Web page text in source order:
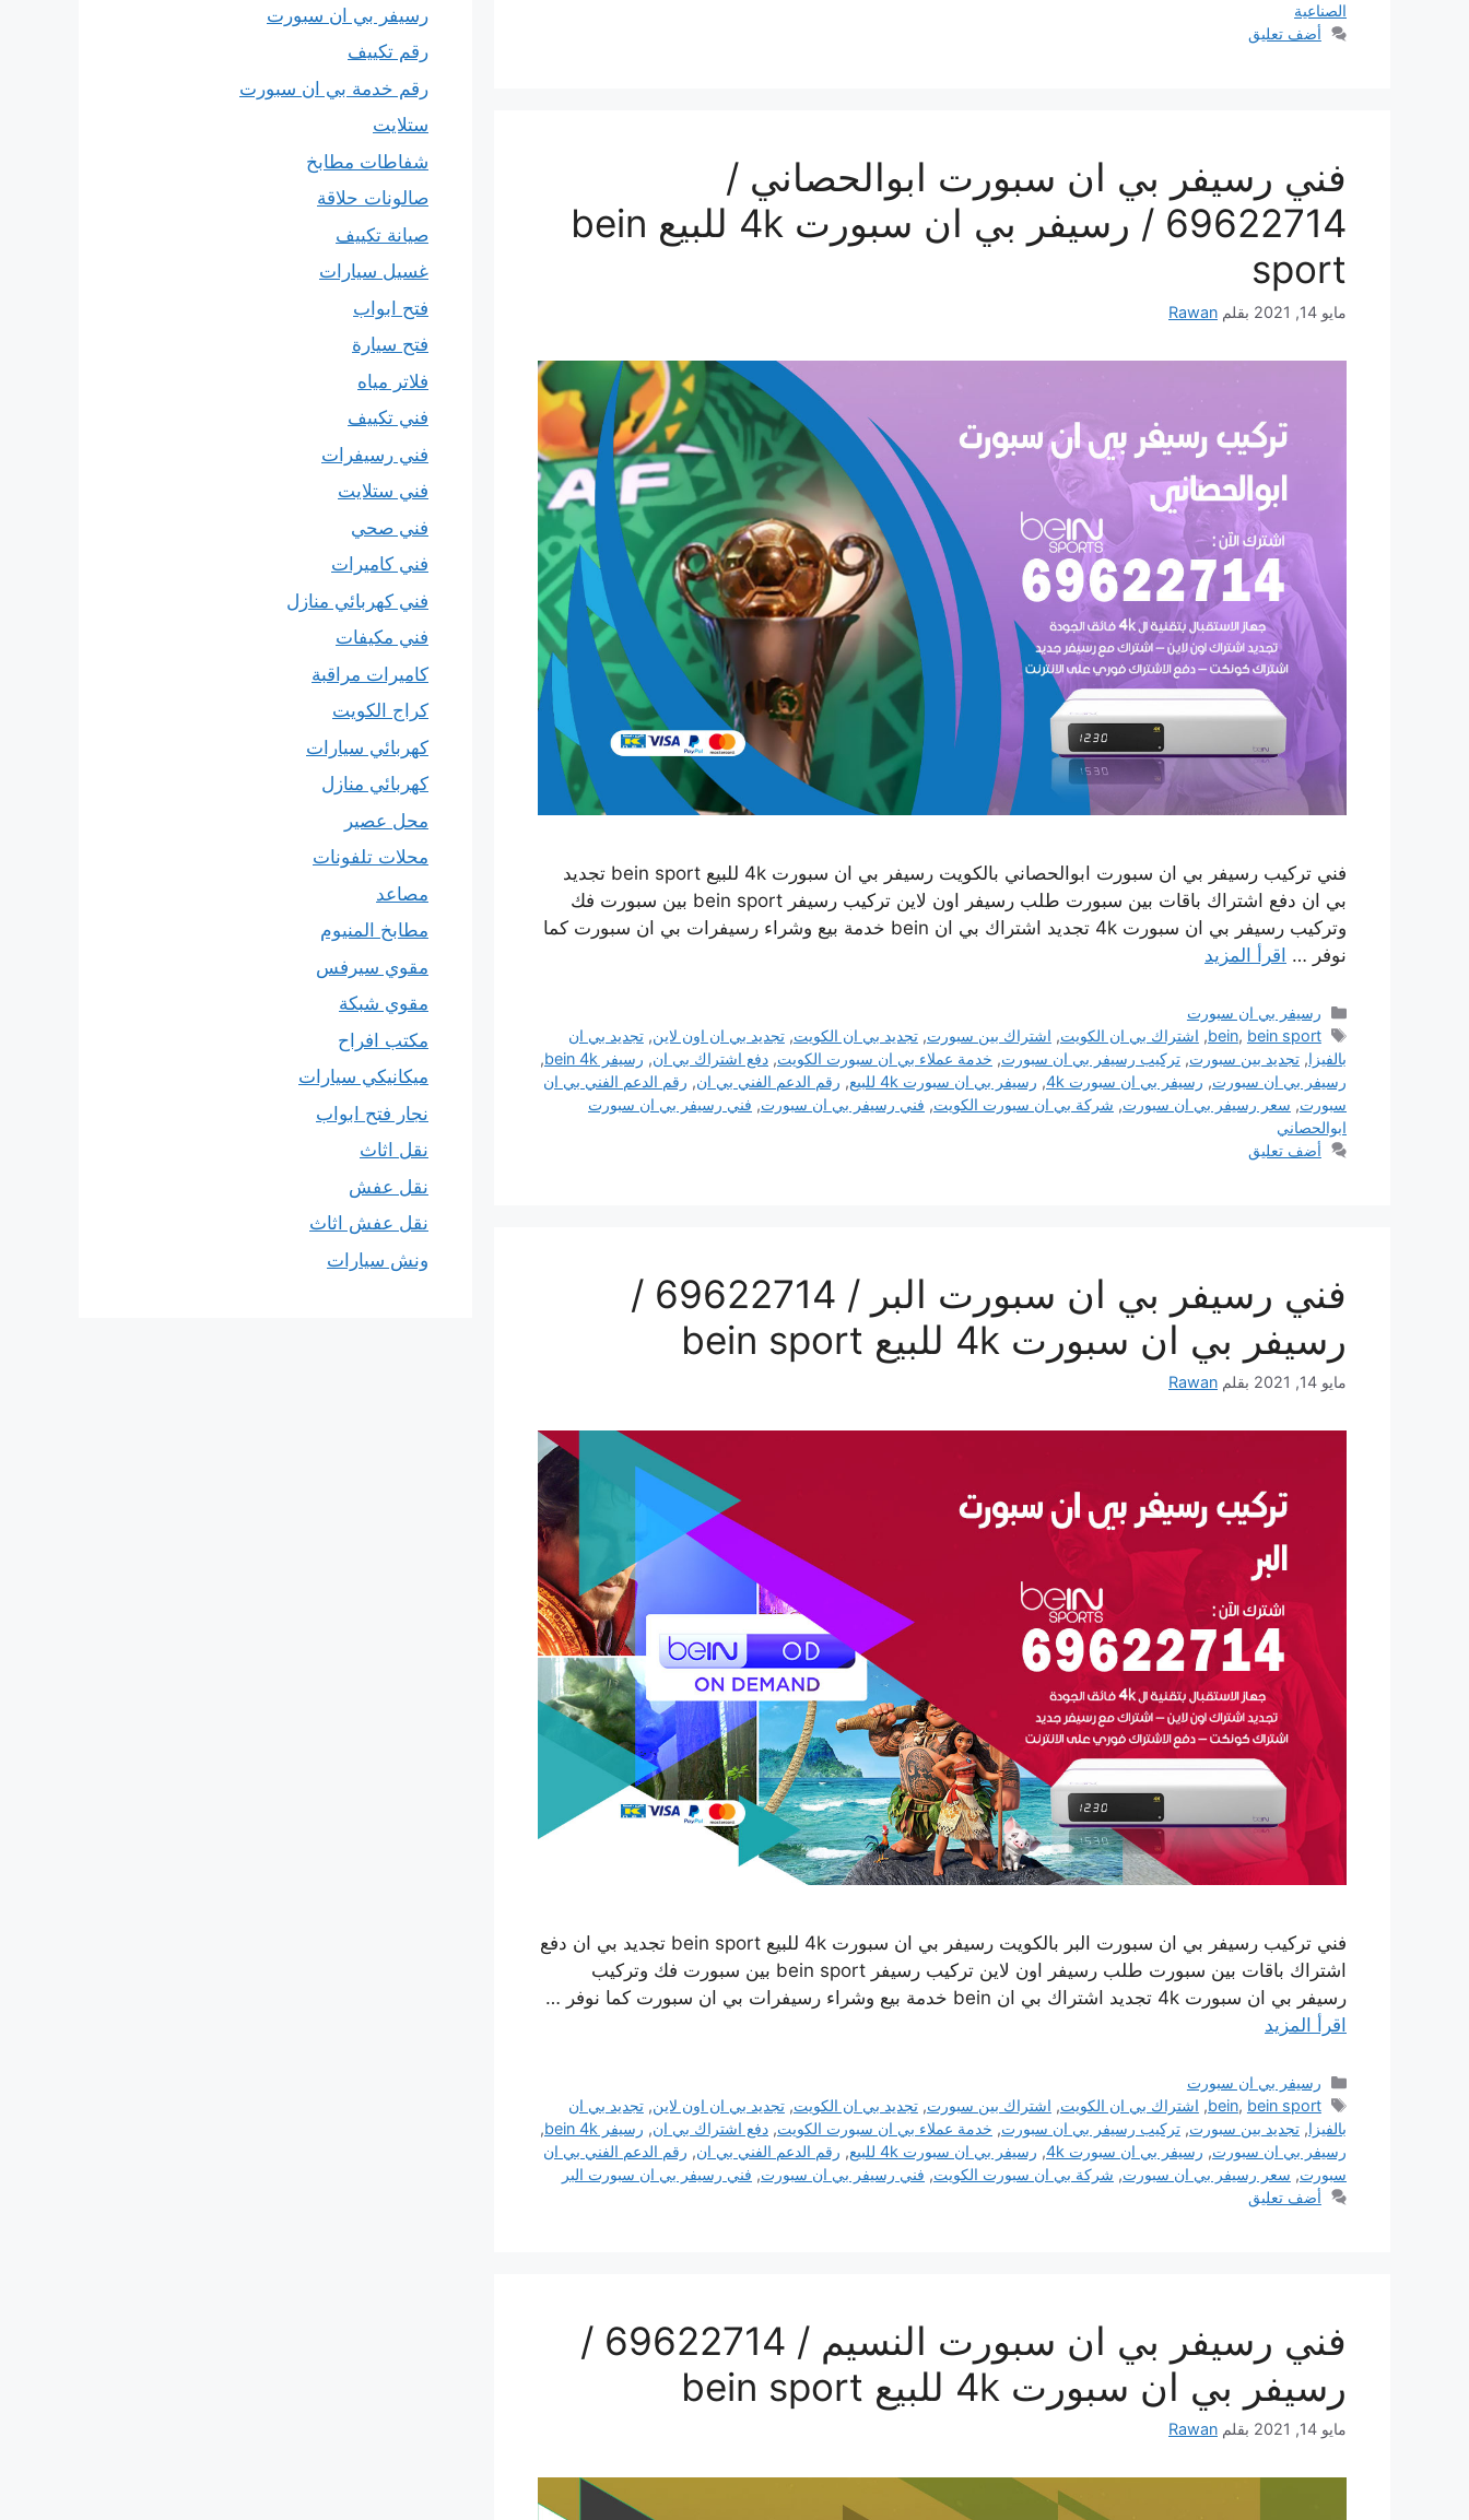
الصناعية
أضف تعليق
فني رسيفر بي ان سبورت ابوالحصاني /
69622714 / رسيفر بي ان سبورت 4k للبيع bein
sport
مايو 14, 2021 بقلم Rawan
فني تركيب رسيفر بي ان سبورت ابوالحصاني بالكويت رسيفر بي ان سبورت 4k للبيع bein sport تجديد
بي ان دفع اشتراك باقات بين سبورت طلب رسيفر اون لاين تركيب رسيفر bein sport بين سبورت فك
وتركيب رسيفر بي ان سبورت 4k تجديد اشتراك بي ان bein خدمة بيع وشراء رسيفرات بي ان سبورت كما
نوفر … اقرأ المزيد
التصنيفات
رسيفر بي ان سبورت
الوسوم
bein, bein sport
, اشتراك بي ان الكويت, اشتراك بين سبورت,تجديد بي ان الكويت,تجديد بي ان اون لاين,تجديد بي ان
بالفيزا, تجديد بين سبورت, تركيب رسيفر بي ان سبورت, خدمة عملاء بي ان سبورت الكويت, دفع اشتراك بي ان, رسيفر bein 4k
,
رسيفر بي ان سبورت, رسيفر بي ان سبورت 4k , رسيفر بي ان سبورت 4k للبيع , رقم الدعم الفني بي ان, رقم الدعم الفني بي ان
سبورت, سعر رسيفر بي ان سبورت, شركة بي ان سبورت الكويت, فني رسيفر بي ان سبورت, فني رسيفر بي ان سبورت
ابوالحصاني
أضف تعليق
فني رسيفر بي ان سبورت البر / 69622714 /
رسيفر بي ان سبورت 4k للبيع bein sport
مايو 14, 2021 بقلم Rawan
فني تركيب رسيفر بي ان سبورت البر بالكويت رسيفر بي ان سبورت 4k للبيع bein sport تجديد بي ان دفع
اشتراك باقات بين سبورت طلب رسيفر اون لاين تركيب رسيفر bein sport بين سبورت فك وتركيب
رسيفر بي ان سبورت 4k تجديد اشتراك بي ان bein خدمة بيع وشراء رسيفرات بي ان سبورت كما نوفر …
اقرأ المزيد
التصنيفات
رسيفر بي ان سبورت
الوسوم
bein, bein sport
, اشتراك بي ان الكويت, اشتراك بين سبورت,تجديد بي ان الكويت,تجديد بي ان اون لاين,تجديد بي ان
بالفيزا, تجديد بين سبورت, تركيب رسيفر بي ان سبورت, خدمة عملاء بي ان سبورت الكويت, دفع اشتراك بي ان, رسيفر bein 4k
,
رسيفر بي ان سبورت, رسيفر بي ان سبورت 4k , رسيفر بي ان سبورت 4k للبيع , رقم الدعم الفني بي ان, رقم الدعم الفني بي ان
سبورت, سعر رسيفر بي ان سبورت, شركة بي ان سبورت الكويت, فني رسيفر بي ان سبورت, فني رسيفر بي ان سبورت البر
أضف تعليق
فني رسيفر بي ان سبورت النسيم / 69622714 /
رسيفر بي ان سبورت 4k للبيع bein sport
مايو 14, 2021 بقلم Rawan
رسيفر بي ان سبورت
رقم تكييف
رقم خدمة بي ان سبورت
ستلايت
شفاطات مطابخ
صالونات حلاقة
صيانة تكييف
غسيل سيارات
فتح ابواب
فتح سيارة
فلاتر مياه
فني تكييف
فني رسيفرات
فني ستلايت
فني صحي
فني كاميرات
فني كهربائي منازل
فني مكيفات
كاميرات مراقبة
كراج الكويت
كهربائي سيارات
كهربائي منازل
محل عصير
محلات تلفونات
مصاعد
مطابخ المنيوم
مقوي سيرفس
مقوي شبكة
مكتب افراح
ميكانيكي سيارات
نجار فتح ابواب
نقل اثاث
نقل عفش
نقل عفش اثاث
ونش سيارات